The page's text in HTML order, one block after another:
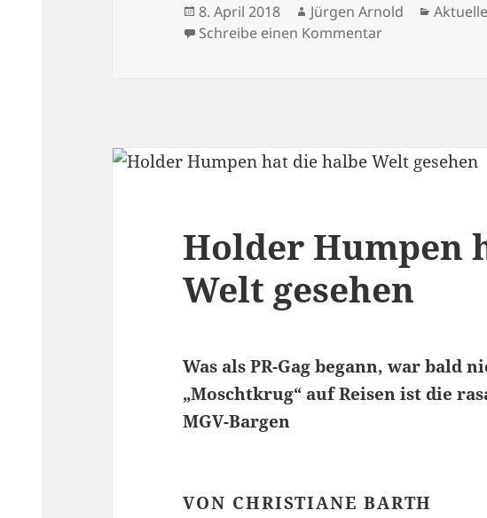
Veröffentlicht
am
8. April 2018 Autor
Jürgen Arnold
Schreibe einen Kommentar
Holder Humpen
Welt gesehen
Was als PR-Gag begann, war bald
„Moschtkrug“ auf Reisen ist die
MGV-Bargen
VON CHRISTIANE BARTH